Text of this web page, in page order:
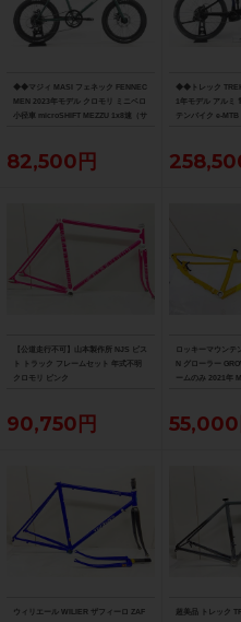
◆◆マジィ MASI フェネック FENNEC
MEN 2023年モデル クロモリ ミニベロ
小径車 microSHIFT MEZZU 1x8速（サ
82,500円
◆◆トレック
1年モデル アルミ
テンバイク e-
【公道走行不可】山本製作所 NJS ピス
ト トラック フレームセット 年式不明
クロモリ ピンク
90,750円
ロッキーマウンテ
N グローラー
ームのみ 2021年
55,000
ウィリエール WILIER ザフィーロ ZAF
超美品 トレック